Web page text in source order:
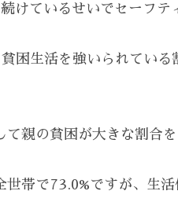
けているせいでセーフ
困生活を強いられてい
て親の貧困が大きな割合
世帯で73.0%ですが、生